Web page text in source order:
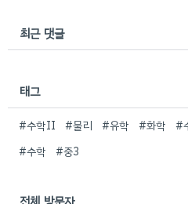
최근 댓글
태그
#수학II #물리 #유학 #화학 #
#수학
#중3